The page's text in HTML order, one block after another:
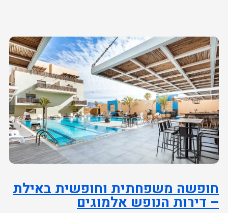
חופשה משפחתית וחופשית באילת
– דירות הנופש אלמוגים